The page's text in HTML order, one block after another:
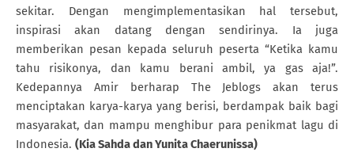
sekitar. Dengan mengimplementasikan hal tersebut,
inspirasi akan datang dengan sendirinya. Ia juga
memberikan pesan kepada seluruh peserta “Ketika kamu
tahu risikonya, dan kamu berani ambil, ya gas aja!”.
Kedepannya Amir berharap The Jeblogs akan terus
menciptakan karya-karya yang berisi, berdampak baik bagi
masyarakat, dan mampu menghibur para penikmat lagu di
Indonesia. (Kia Sahda dan Yunita Chaerunissa)